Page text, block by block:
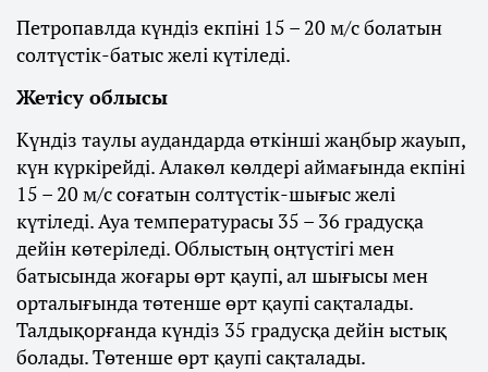
Петропавлда күндіз екпіні 15 – 20 м/с болатын
солтүстік-батыс желі күтіледі.
Жетісу облысы
Күндіз таулы аудандарда өткінші жаңбыр жауып,
күн күркірейді. Алакөл көлдері аймағында екпіні
15 – 20 м/с соғатын солтүстік-шығыс желі
күтіледі. Ауа температурасы 35 – 36 градусқа
дейін көтеріледі. Облыстың оңтүстігі мен
батысында жоғары өрт қаупі, ал шығысы мен
орталығында төтенше өрт қаупі сақталады.
Талдықорғанда күндіз 35 градусқа дейін ыстық
болады. Төтенше өрт қаупі сақталады.